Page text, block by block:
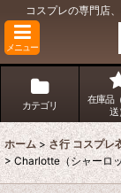
コスプレの専門店
メニュー
カテゴリ
在庫品
送）
ホーム > さ行 コスプレ
> Charlotte（シャー